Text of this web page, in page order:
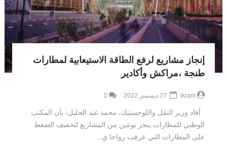
إنجاز مشاريع لرفع الطاقة الاستيعابية لمطارات
طنجة ،مراكش وأكادير
ikram
0
أفاد وزير النقل واللوجستيك، محمد عبد الجليل، بأن المكتب
الوطني للمطارات ينجز نوعين من المشاريع لتخفيف الضغط
على المطارات التي عرفت رواجا ي...